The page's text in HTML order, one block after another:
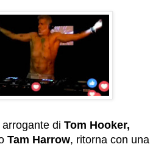
di Tom Hooker,
Tam Harrow, ritorna con una